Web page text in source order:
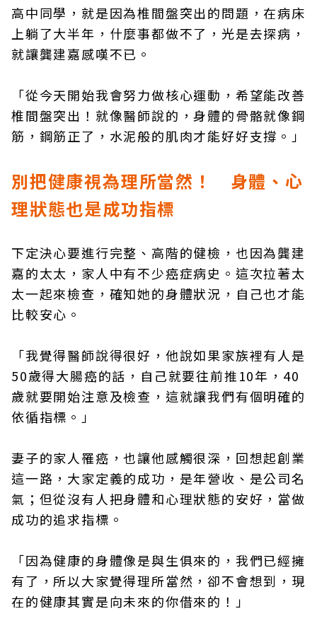
高中同學，就是因為椎間盤突出的問題，在病床
上躺了大半年，什麼事都做不了，光是去探病，
就讓龔建嘉感嘆不已。
「從今天開始我會努力做核心運動，希望能改善
椎間盤突出！就像醫師說的，身體的骨骼就像鋼
筋，鋼筋正了，水泥般的肌肉才能好好支撐。」
別把健康視為理所當然！ 身體、心
理狀態也是成功指標
下定決心要進行完整、高階的健檢，也因為龔建
嘉的太太，家人中有不少癌症病史。這次拉著太
太一起來檢查，確知她的身體狀況，自己也才能
比較安心。
「我覺得醫師說得很好，他說如果家族裡有人是
50歲得大腸癌的話，自己就要往前推10年，40
歲就要開始注意及檢查，這就讓我們有個明確的
依循指標。」
妻子的家人罹癌，也讓他感觸很深，回想起創業
這一路，大家定義的成功，是年營收、是公司名
氣；但從沒有人把身體和心理狀態的安好，當做
成功的追求指標。
「因為健康的身體像是與生俱來的，我們已經擁
有了，所以大家覺得理所當然，卻不會想到，現
在的健康其實是向未來的你借來的！」